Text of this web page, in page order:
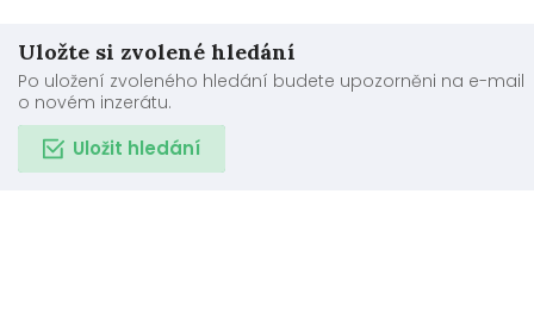
Uložte si zvolené hledání
Po uložení zvoleného hledání budete upozorněni na e-mail
o novém inzerátu.
Uložit hledání